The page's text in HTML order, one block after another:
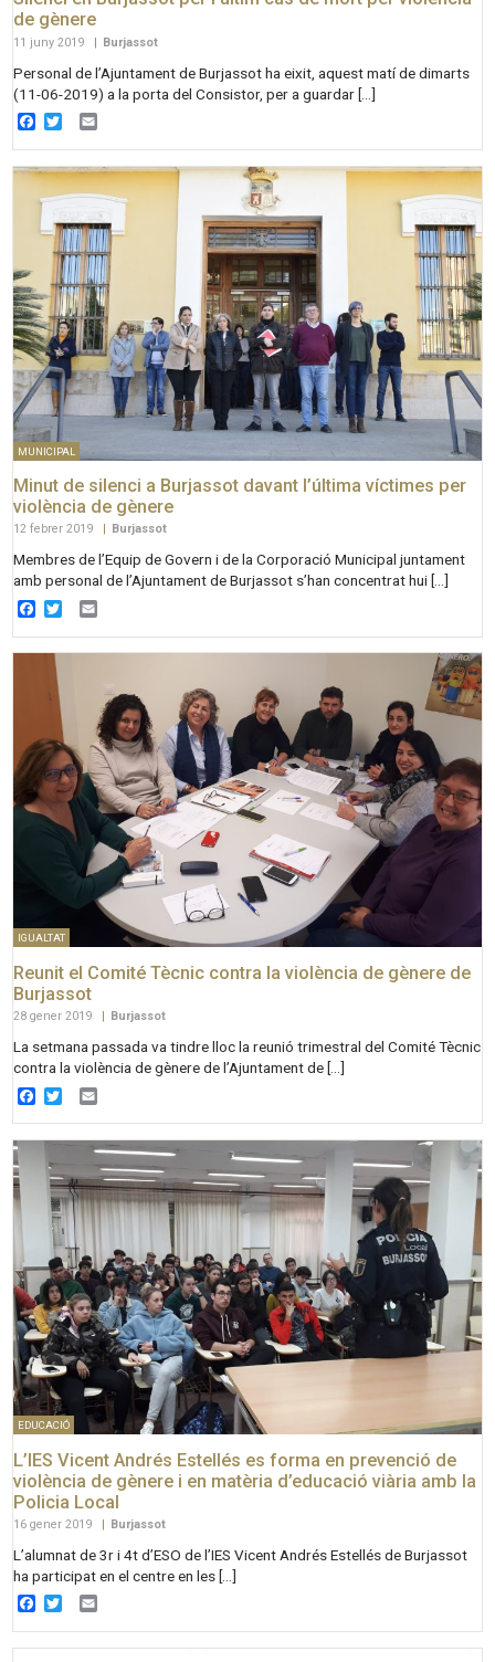
de gènere
11 juny 2019 | Burjassot
Personal de l’Ajuntament de Burjassot ha eixit, aquest matí de dimarts
(11-06-2019) a la porta del Consistor, per a guardar […]
Facebook
Twitter
MUNICIPAL
Minut de silenci a Burjassot davant l’última víctimes per
violència de gènere
12 febrer 2019 Burjassot
Membres de l’Equip de Govern i de la Corporació Municipal juntament
amb personal de l’Ajuntament de Burjassot s’han concentrat hui […]
Facebook
Twitter
IGUALTAT
Reunit el Comité Tècnic contra la violència de gènere de
Burjassot
28 gener 2019 Burjassot
La setmana passada va tindre lloc la reunió trimestral del Comité Tècnic
contra la violència de gènere de l’Ajuntament de […]
Facebook
Twitter
EDUCACIÓ
L’IES Vicent Andrés Estellés es forma en prevenció de
violència de gènere i en matèria d’educació viària amb la
Policia Local
16 gener 2019 | Burjassot
L’alumnat de 3r i 4t d’ESO de l’IES Vicent Andrés Estellés de Burjassot
ha participat en el centre en les […]
Facebook
Twitter